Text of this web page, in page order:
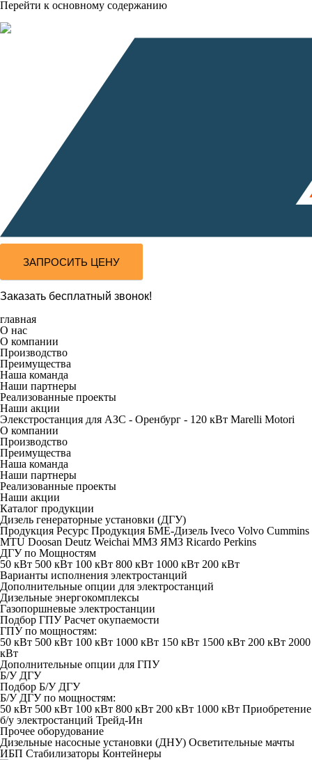
Перейти к основному содержанию
ЗАПРОСИТЬ ЦЕНУ
Заказать бесплатный звонок!
главная
О нас
О компании
Производство
Преимущества
Наша команда
Наши партнеры
Реализованные проекты
Наши акции
Элекстростанция для АЗС - Оренбург - 120 кВт Marelli Motori
О компании
Производство
Преимущества
Наша команда
Наши партнеры
Реализованные проекты
Наши акции
Каталог продукции
Дизель генераторные установки (ДГУ)
Продукция Ресурс Продукция БМЕ-Дизель Iveco Volvo Cummins
MTU Doosan Deutz Weichai ММЗ ЯМЗ Ricardo Perkins
ДГУ по Мощностям
50 кВт 500 кВт 100 кВт 800 кВт 1000 кВт 200 кВт
Варианты исполнения электростанций
Дополнительные опции для электростанций
Дизельные энергокомплексы
Газопоршневые электростанции
Подбор ГПУ Расчет окупаемости
ГПУ по мощностям:
50 кВт 500 кВт 100 кВт 1000 кВт 150 кВт 1500 кВт 200 кВт 2000
кВт
Дополнительные опции для ГПУ
Б/У ДГУ
Подбор Б/У ДГУ
Б/У ДГУ по мощностям:
50 кВт 500 кВт 100 кВт 800 кВт 200 кВт 1000 кВт Приобретение
б/у электростанций Трейд-Ин
Прочее оборудование
Дизельные насосные установки (ДНУ) Осветительные мачты
ИБП Стабилизаторы Контейнеры